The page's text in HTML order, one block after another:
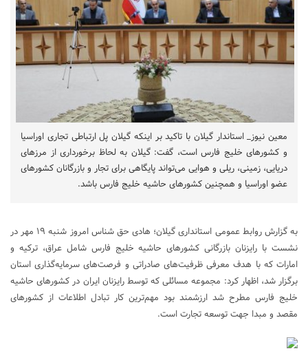
معین نیوز_ استاندار گیلان با تاکید بر اینکه گیلان پل ارتباطی تجاری اوراسیا
و کشورهای خلیج فارس است، گفت: گیلان به لحاظ برخورداری از مرزهای
دریایی، زمینی، ریلی و هوایی می‌تواند پایگاهی برای تجار و بازرگانان کشورهای
عضو اوراسیا و همچنین کشورهای حاشیه خلیج فارس باشد.
به گزارش روابط عمومی استانداری گیلان؛ هادی حق شناس امروز شنبه ۱۹ مهر در
نشست با رایزنان بازرگانی کشورهای حاشیه خلیج فارس شامل عراق، ترکیه و
امارات که با هدف معرفی ظرفیت‌های صادراتی و فرصت‌های سرمایه‌گذاری استان
برگزار شد، اظهار کرد: مجموعه مسائلی که توسط رایزنان ایران در کشورهای حاشیه
خلیج فارس مطرح شد ارزشمند بود مهم‌ترین کار تبادل اطلاعات از کشورهای
مقصد و مبدا جهت توسعه تجارت است.